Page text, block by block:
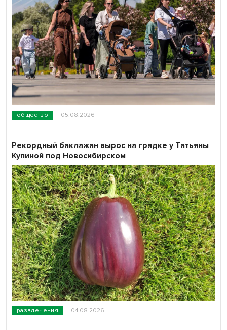
общество 05.08.2026
развлечения 04.08.2026
Рекордный баклажан вырос на грядке у Татьяны
Купиной под Новосибирском